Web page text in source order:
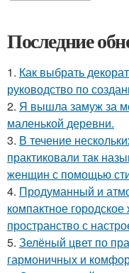
Последние
1. Как выбрать
руководство по
2. Я вышла замуж за
маленькой деревни.
3. В течение
практиковали так
женщин с помощью
4. Продуманный и
компактное
пространство с
5. Зелёный цвет по
гармоничных и